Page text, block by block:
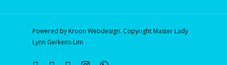
Powered by Kroon Webdesign. Copyright Master Lady
Lynn Gerkens-Lim